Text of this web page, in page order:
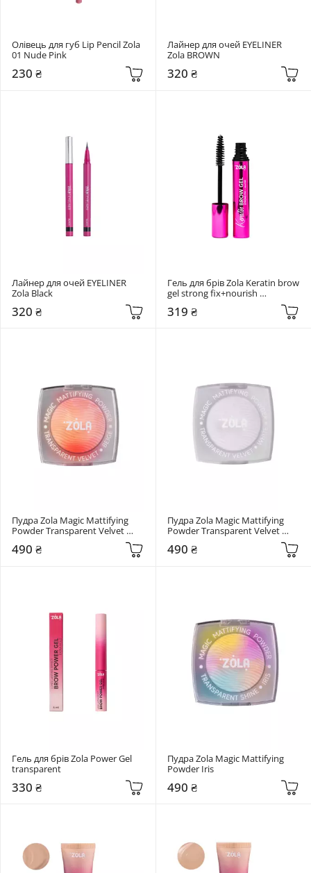
Олівець для губ Lip Pencil Zola
01 Nude Pink
230 ₴
Лайнер для очей EYELINER
Zola BROWN
320 ₴
Лайнер для очей EYELINER
Zola Black
320 ₴
Гель для брів Zola Keratin brow
gel strong fix+nourish
319 ₴
Пудра Zola Magic Mattifying
Powder Transparent Velvet
490 ₴
Пудра Zola Magic Mattifying
Powder Transparent Velvet
490 ₴
Гель для брів Zola Power Gel
transparent
330 ₴
Пудра Zola Magic Mattifying
Powder Iris
490 ₴